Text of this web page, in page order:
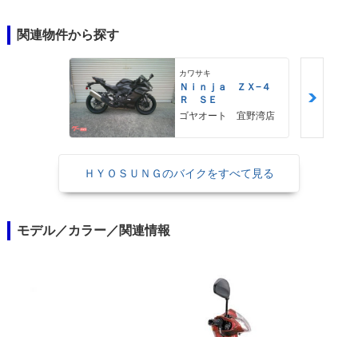
関連物件から探す
カワサキ
Ｎｉｎｊａ ＺＸ−４
Ｒ ＳＥ
ゴヤオート 宜野湾店
ＨＹＯＳＵＮＧのバイクをすべて見る
モデル／カラー／関連情報